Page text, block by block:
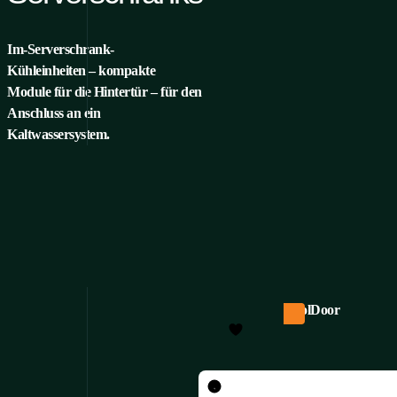
Im-Serverschrank-
Kühleinheiten – kompakte
Module für die Hintertür – für den
Anschluss an ein
Kaltwassersystem.
Neu
CoolDoor
Im-
Kühleinheiten